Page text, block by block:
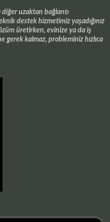
uzaktan bağlantı
destek hizmetimiz yaşadığınız
üretirken, evinize ya da iş
kalmaz, probleminiz hızlıca